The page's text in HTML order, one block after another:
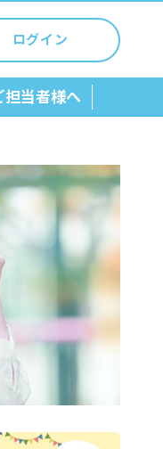
ログイン
担当者様へ